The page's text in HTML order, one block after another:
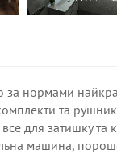
нормами
та
все для затишку
машина,